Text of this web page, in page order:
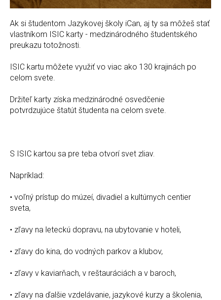
Ak si študentom Jazykovej školy iCan, aj ty sa môžeš stať
vlastníkom ISIC karty - medzinárodného študentského
preukazu totožnosti.
ISIC kartu môžete využiť vo viac ako 130 krajinách po
celom svete.
Držiteľ karty získa medzinárodné osvedčenie
potvrdzujúce štatút študenta na celom svete.
S ISIC kartou sa pre teba otvorí svet zliav.
Napríklad:
• voľný prístup do múzeí, divadiel a kultúrnych centier
sveta,
• zľavy na leteckú dopravu, na ubytovanie v hoteli,
• zľavy do kina, do vodných parkov a klubov,
• zľavy v kaviarňach, v reštauráciách a v baroch,
• zľavy na ďalšie vzdelávanie, jazykové kurzy a školenia,